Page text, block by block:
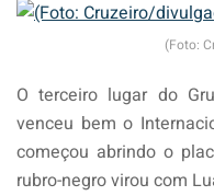
(Foto:
O terceiro lugar do
venceu bem o
começou abrindo o
rubro-negro virou com